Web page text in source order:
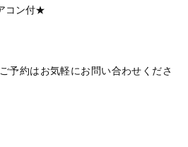
コン付★
予約はお気軽にお問い合わせくださ